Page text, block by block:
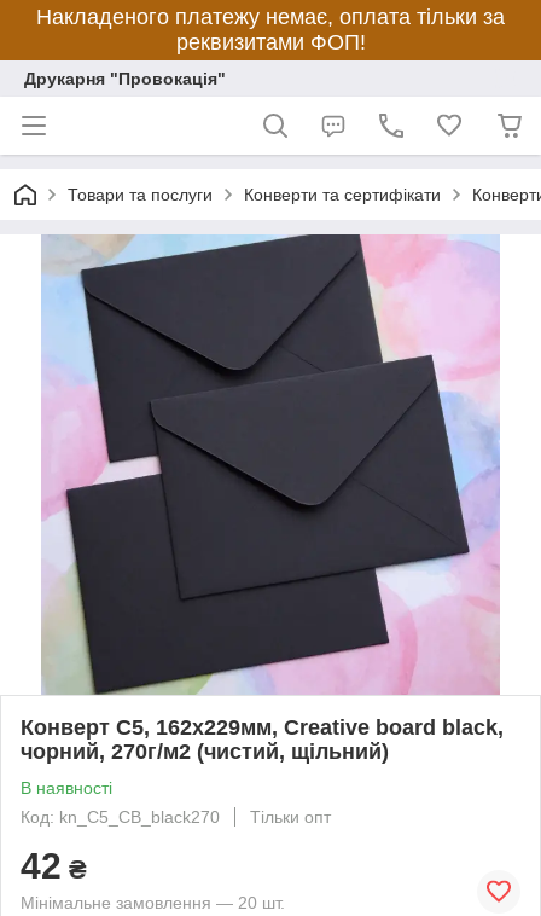
Накладеного платежу немає, оплата тільки за
реквизитами ФОП!
Друкарня "Провокація"
Товари та послуги Конверти та сертифікати
Конверт C5, 162x229мм, Creative board black,
чорний, 270г/м2 (чистий, щільний)
В наявності
Код: kn_C5_CB_black270
Тільки опт
42 ₴
Мінімальне замовлення — 20 шт.